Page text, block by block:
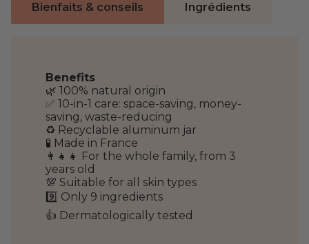
Bienfaits & conseils Ingrédients
Benefits
🌿 100% natural origin
✅ 10-in-1 care: space-saving, money-
saving, waste-reducing
♻️ Recyclable aluminum jar
🧪 Made in France
👩‍👧‍👧 For the whole family, from 3
years old
💯 Suitable for all skin types
9️⃣ Only 9 ingredients
👍 Dermatologically tested